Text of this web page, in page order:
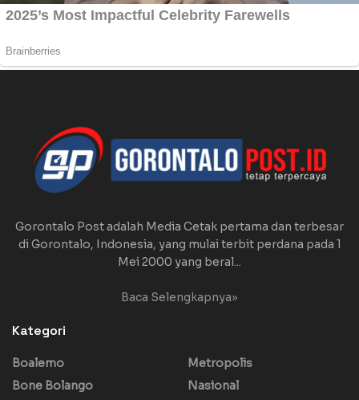
Gorontalo Post adalah Media Cetak pertama dan terbesar
di Gorontalo, Indonesia, yang mulai terbit perdana pada 1
Mei 2000 yang beral...
Baca Selengkapnya»
Kategori
Boalemo
Bone Bolango
Metropolis
Nasional